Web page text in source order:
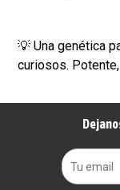
💡 Una genética
curiosos.